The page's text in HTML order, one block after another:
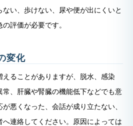
い、歩けない、尿や便が出にくいと
評価が必要です。
変化
ることがありますが、脱水、感染
、肝臓や腎臓の機能低下などでも意
悪くなった、会話が成り立たない、
連絡してください。原因によっては